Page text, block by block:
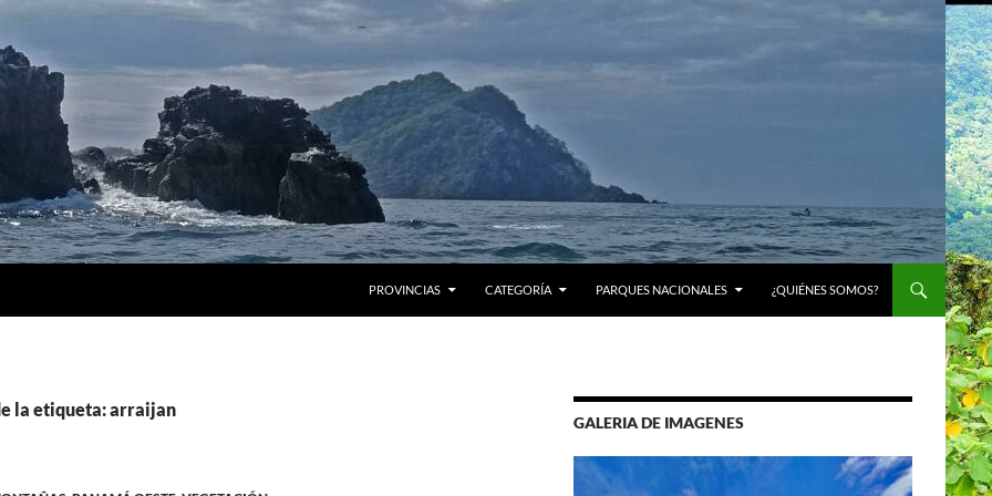
PROVINCIAS CATEGORÍA PARQUES NACIONALES ¿QUIÉNES SOMOS?
la etiqueta: arraijan
GALERIA DE IMAGENES